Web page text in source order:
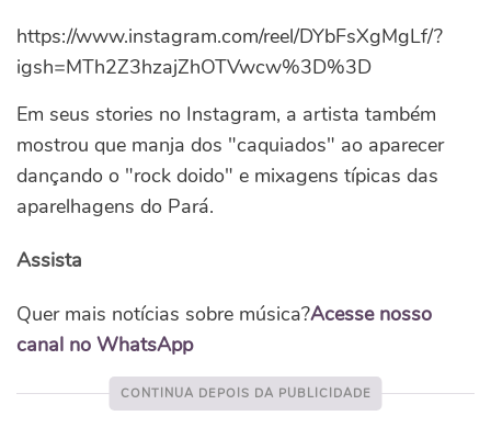
https://www.instagram.com/reel/DYbFsXgMgLf/?
igsh=MTh2Z3hzajZhOTVwcw%3D%3D
Em seus stories no Instagram, a artista também
mostrou que manja dos "caquiados" ao aparecer
dançando o "rock doido" e mixagens típicas das
aparelhagens do Pará.
Assista
Quer mais notícias sobre música?Acesse nosso
canal no WhatsApp